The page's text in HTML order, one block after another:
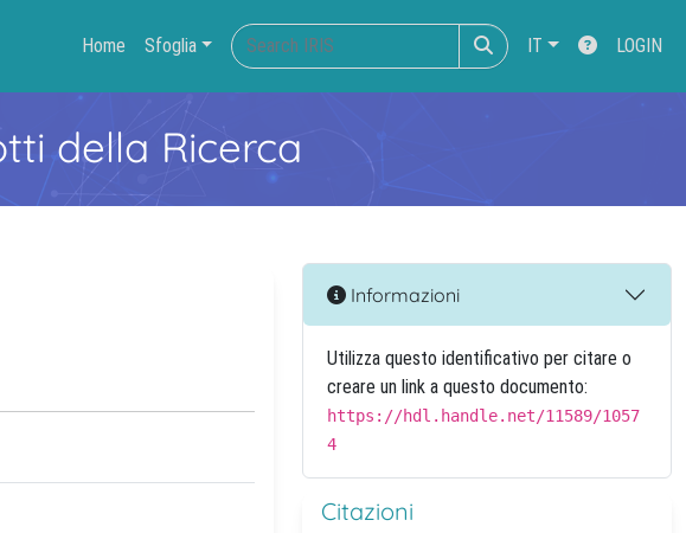
Home Sfoglia IT LOGIN
della Ricerca
Informazioni
Utilizza questo identificativo per citare o
creare un link a questo documento:
https://hdl.handle.net/11589/1057
4
Citazioni